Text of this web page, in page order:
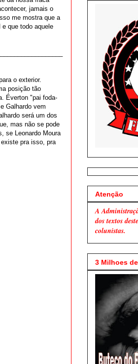
jamais o
me mostra que a
que todo aquele
o exterior.
posição tão
Éverton "pai foda-
Galhardo vem
será um dos
mas não se pode
se Leonardo Moura
pra isso, pra
Atenção
A
dos textos
colunistas.
3 Milhoes